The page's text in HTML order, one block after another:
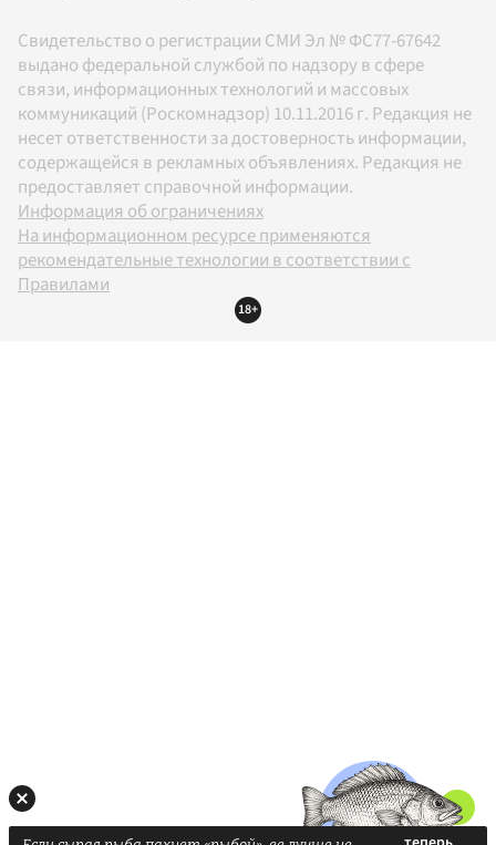
Свидетельство о регистрации СМИ Эл № ФС77-67642
выдано федеральной службой по надзору в сфере
связи, информационных технологий и массовых
коммуникаций (Роскомнадзор) 10.11.2016 г. Редакция не
несет ответственности за достоверность информации,
содержащейся в рекламных объявлениях. Редакция не
предоставляет справочной информации.
Информация об ограничениях
На информационном ресурсе применяются
рекомендательные технологии в соответствии с
Правилами
18+